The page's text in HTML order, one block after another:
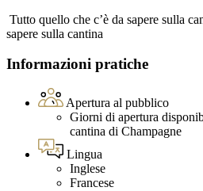
Tutto quello che c’è da sapere sulla
sapere sulla cantina
Informazioni pratiche
Apertura al pubblico
Giorni di apertura
cantina di Champagne
Lingua
Inglese
Francese